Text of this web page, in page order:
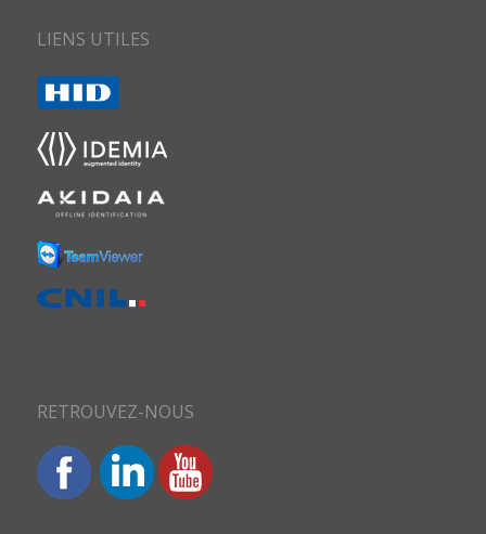
LIENS UTILES
RETROUVEZ-NOUS